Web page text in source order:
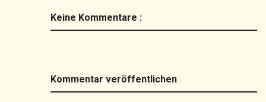
Keine Kommentare :
Kommentar veröffentlichen